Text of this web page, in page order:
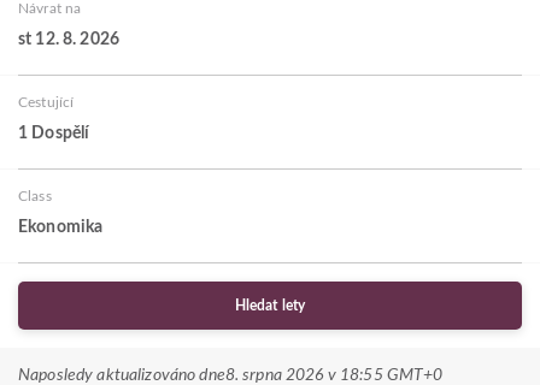
Návrat na
st 12. 8. 2026
Cestující
1 Dospělí
Class
Ekonomika
Hledat lety
Naposledy aktualizováno dne8. srpna 2026 v 18:55 GMT+0